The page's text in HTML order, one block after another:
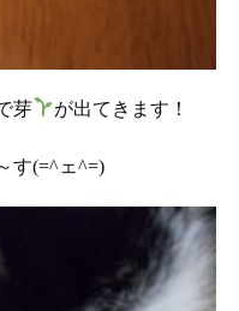
芽 が出てきます！
す(=^ェ^=)